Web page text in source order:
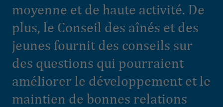
moyenne et de haute activité. De
plus, le Conseil des aînés et des
jeunes fournit des conseils sur
des questions qui pourraient
améliorer le développement et le
maintien de bonnes relations